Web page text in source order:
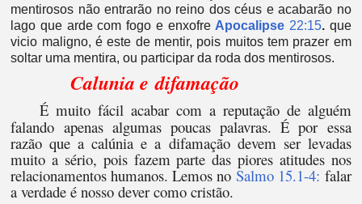
mentirosos não entrarão no reino dos céus e acabarão no
lago que arde com fogo e enxofre Apocalipse 22:15. que
vicio maligno, é este de mentir, pois muitos tem prazer em
soltar uma mentira, ou participar da roda dos mentirosos.
Calunia e difamação
É muito fácil acabar com a reputação de alguém
falando apenas algumas poucas palavras. É por essa
razão que a calúnia e a difamação devem ser levadas
muito a sério, pois fazem parte das piores atitudes nos
relacionamentos humanos. Lemos no Salmo 15.1-4: falar
a verdade é nosso dever como cristão.